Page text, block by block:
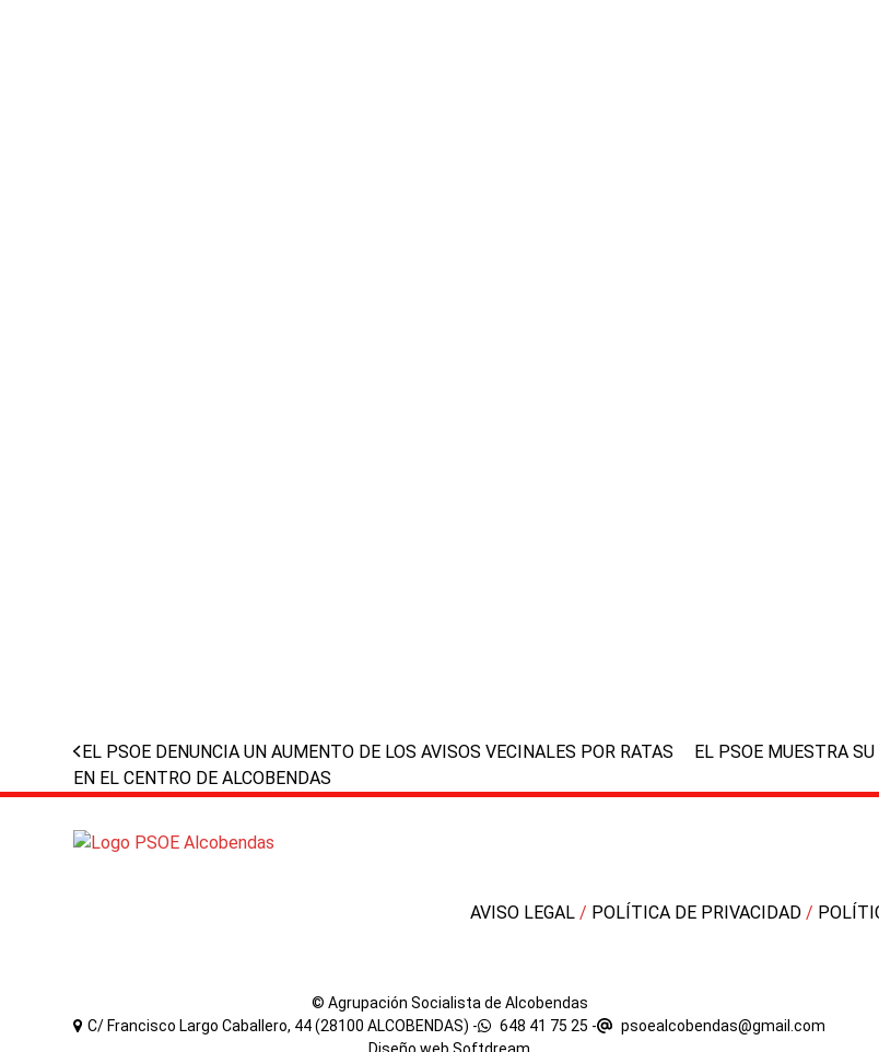
previous
post:
EL PSOE DENUNCIA UN AUMENTO DE LOS AVISOS VECINALES POR RATAS
EN EL CENTRO DE ALCOBENDAS
next
EL PSOE MUESTRA
AVISO LEGAL / POLÍTICA DE PRIVACIDAD /
© Agrupación Socialista de Alcobendas
C/ Francisco Largo Caballero, 44 (28100 ALCOBENDAS) -
648 41 75 25 -
psoealcobendas@gmail.com
Diseño webSoftdream